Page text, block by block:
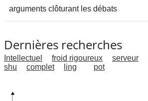
arguments clôturant les débats
Dernières recherches
Intellectuel froid rigoureux serveur
shu
complet ling pot